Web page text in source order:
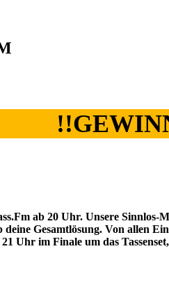
ab 20 Uhr. Unsere
Gesamtlösung. Von allen
Uhr im Finale um das